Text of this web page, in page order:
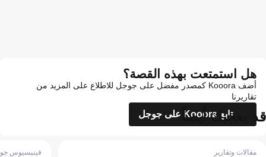
هل استمتعت بهذه القصة؟
أضف Kooora كمصدر مفضل على جوجل للاطلاع على المزيد من
تقاريرنا
تابع Kooora على جوجل
قد يعجبك أيضاً
مقالات وتقارير فينيسيوس